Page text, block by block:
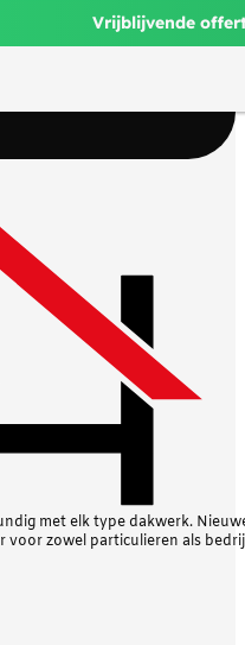
Vrijblijvende
met elk type dakwerk.
voor zowel particulieren als